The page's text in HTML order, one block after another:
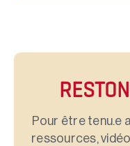
Pour être tenu.e
ressources,